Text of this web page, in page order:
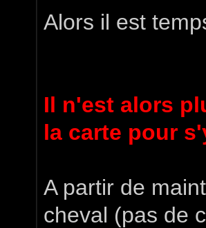
Alors il est
Il n'est alors
la carte pour
A partir de
cheval (pas de